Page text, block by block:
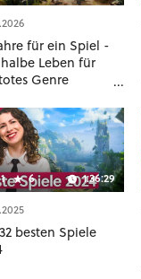
für ein Spiel -
halbe Leben für
Genre
6 1:36:29
besten Spiele